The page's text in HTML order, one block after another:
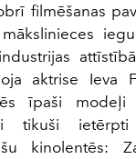
filmēšanas
aktrise Ieva
īpaši modeļi
tikuši
kinolentēs: